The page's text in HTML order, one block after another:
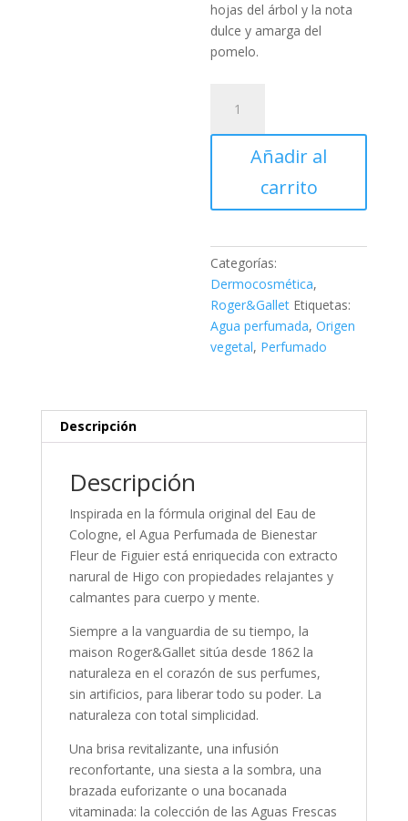
hojas del árbol y la nota
dulce y amarga del
pomelo.
GALLET:
DE
FIGUIER,
30
ML.
cantidad
Añadir al
carrito
Categorías:
Dermocosmética,
Roger&Gallet Etiquetas:
Agua perfumada,Origen
vegetal, Perfumado
Descripción
Descripción
Inspirada en la fórmula original del Eau de
Cologne, el Agua Perfumada de Bienestar
Fleur de Figuier está enriquecida con extracto
narural de Higo con propiedades relajantes y
calmantes para cuerpo y mente.
Siempre a la vanguardia de su tiempo, la
maison Roger&Gallet sitúa desde 1862 la
naturaleza en el corazón de sus perfumes,
sin artificios, para liberar todo su poder. La
naturaleza con total simplicidad.
Una brisa revitalizante, una infusión
reconfortante, una siesta a la sombra, una
brazada euforizante o una bocanada
vitaminada: la colección de las Aguas Frescas